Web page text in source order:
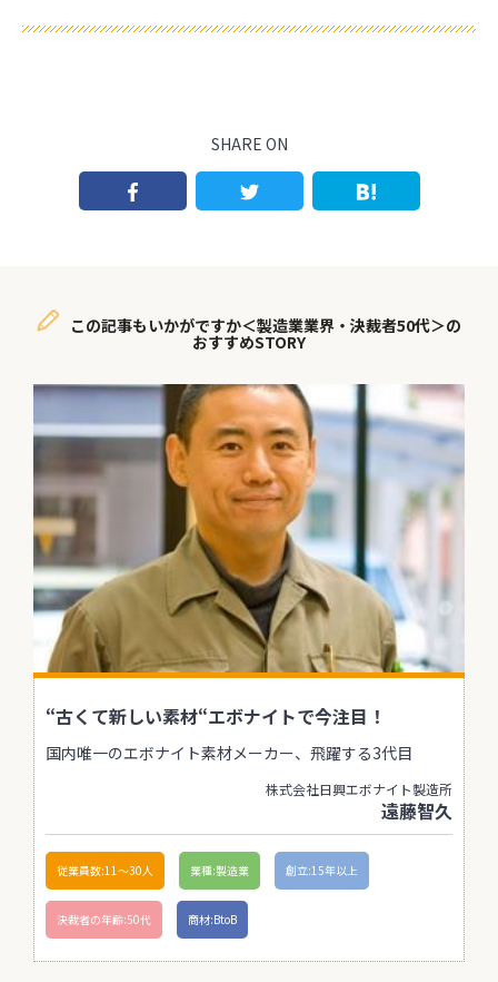
SHARE ON
この記事もいかがですか＜製造業業界・決裁者50代＞の
おすすめSTORY
“古くて新しい素材“エボナイトで今注目！
国内唯一のエボナイト素材メーカー、飛躍する3代目
株式会社日興エボナイト製造所
遠藤智久
従業員数:11〜30人 業種:製造業 創立:15年以上
決裁者の年齢:50代 商材:BtoB